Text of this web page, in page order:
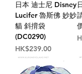
日本 迪士尼 Disney
Lucifer 魯斯佛 妙妙
貓 斜揹袋
(DC0290)
價格
HK$239.00